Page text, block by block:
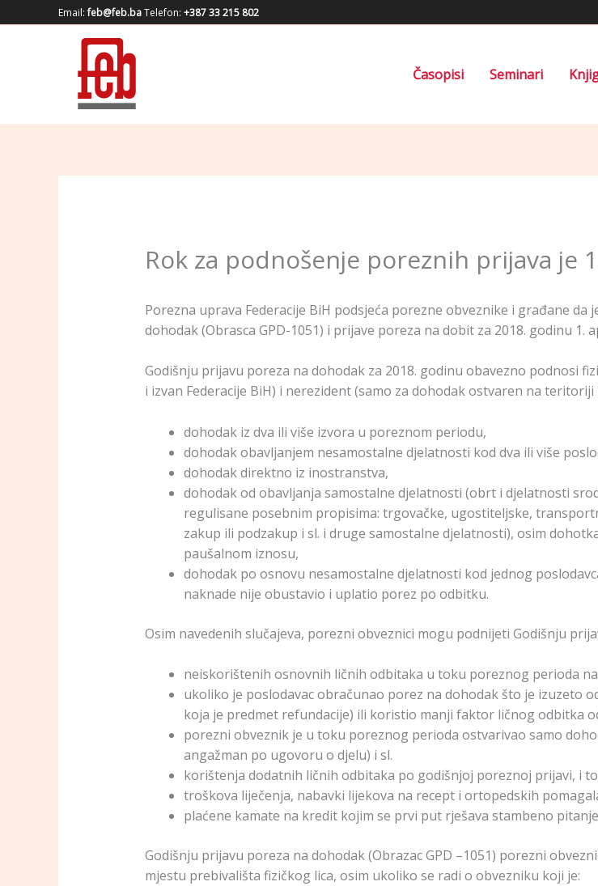
to
Email:feb@feb.baTelefon: +387 33 215 802
Časopisi Seminari
Rok za podnošenje poreznih prijava je
Porezna uprava Federacije BiH podsjeća porezne obveznike i građane
dohodak (Obrasca GPD-1051) i prijave poreza na dobit za 2018. godinu 1.
Godišnju prijavu poreza na dohodak za 2018. godinu obavezno podnosi
i izvan Federacije BiH) i nerezident (samo za dohodak ostvaren na teritoriji
dohodak iz dva ili više izvora u poreznom periodu,
dohodak obavljanjem nesamostalne djelatnosti kod dva ili više
dohodak direktno iz inostranstva,
dohodak od obavljanja samostalne djelatnosti (obrt i djelatnosti
regulisane posebnim propisima: trgovačke, ugostiteljske,
zakup ili podzakup i sl. i druge samostalne djelatnosti), osim
paušalnom iznosu,
dohodak po osnovu nesamostalne djelatnosti kod jednog
naknade nije obustavio i uplatio porez po odbitku.
Osim navedenih slučajeva, porezni obveznici mogu podnijeti Godišnju
neiskorištenih osnovnih ličnih odbitaka u toku poreznog perioda
ukoliko je poslodavac obračunao porez na dohodak što je izuzeto
koja je predmet refundacije) ili koristio manji faktor ličnog odbitka
porezni obveznik je u toku poreznog perioda ostvarivao samo
angažman po ugovoru o djelu) i sl.
korištenja dodatnih ličnih odbitaka po godišnjoj poreznoj prijavi, i
troškova liječenja, nabavki lijekova na recept i ortopedskih
plaćene kamate na kredit kojim se prvi put rješava stambeno
Godišnju prijavu poreza na dohodak (Obrazac GPD –1051) porezni
mjestu prebivališta fizičkog lica, osim ukoliko se radi o obvezniku koji je: